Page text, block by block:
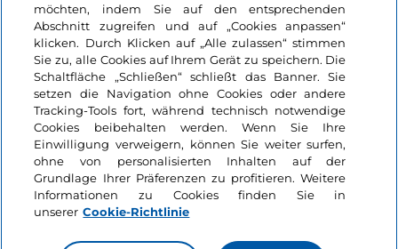
Informationen über die Seite
Nützliche Links
Login
Bleiben wir in Kontakt
möchten, indem Sie auf den entsprechenden
Abschnitt zugreifen und auf „Cookies anpassen“
klicken. Durch Klicken auf „Alle zulassen“ stimmen
Sie zu, alle Cookies auf Ihrem Gerät zu speichern. Die
Schaltfläche „Schließen“ schließt das Banner. Sie
setzen die Navigation ohne Cookies oder andere
Tracking-Tools fort, während technisch notwendige
Cookies beibehalten werden. Wenn Sie Ihre
Einwilligung verweigern, können Sie weiter surfen,
ohne von personalisierten Inhalten auf der
Grundlage Ihrer Präferenzen zu profitieren. Weitere
Informationen zu Cookies finden Sie in
unserer Cookie-Richtlinie